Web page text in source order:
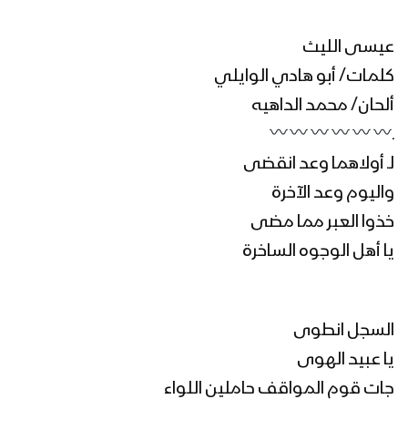
عيسى الليث
كلمات/ أبو هادي الوايلي
ألحان/ محمد الداهيه
ـ
لـ أولاهما وعد انقضى
واليوم وعد الآخرة
خذوا العبر مما مضى
يا أهل الوجوه الساخرة
السجل انطوى
يا عبيد الهوى
جات قوم المواقف حاملين اللواء